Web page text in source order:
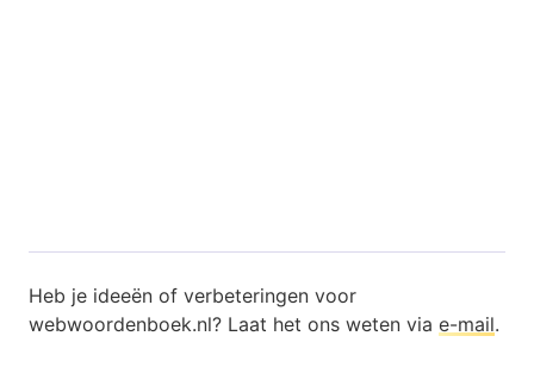
Heb je ideeën of verbeteringen voor
webwoordenboek.nl? Laat het ons weten via e-mail.